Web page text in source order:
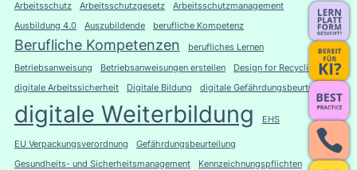
Arbeitsschutz Arbeitsschutzgesetz
Arbeitsschutzmanagement
Ausbildung 4.0
Auszubildende berufliche Kompetenz
Berufliche Kompetenzen
berufliches Lernen
Betriebsanweisung
Betriebsanweisungen erstellen
Design for Recycling
digitale Arbeitssicherheit
Digitale Bildung digitale Gefährdungsbeurteilung
digitale Weiterbildung EHS
EU Verpackungsverordnung
Gefährdungsbeurteilung
Gesundheits- und Sicherheitsmanagement
Kennzeichnungspflichten